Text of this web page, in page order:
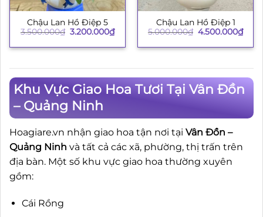
Chậu Lan Hồ Điệp 5
3.500.000₫ Giá
là:
3.200.000₫Giá
hiện
tại
Chậu Lan Hồ Điệp 1
5.000.000₫ Giá
là:
4.500.000₫Giá
hiện
tại
Khu Vực Giao Hoa Tươi Tại Vân Đồn
– Quảng Ninh
Hoagiare.vn nhận giao hoa tận nơi tại Vân Đồn –
Quảng Ninh và tất cả các xã, phường, thị trấn trên
địa bàn. Một số khu vực giao hoa thường xuyên
gồm:
Cái Rồng